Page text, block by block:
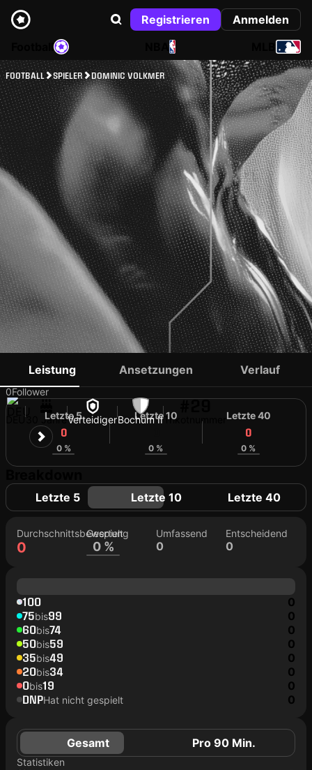
Registrieren
Anmelden
NBA
FOOTBALL SPIELER DOMINIC VOLKMER
DOMINIC VOLKMER
0Follower
30 JahreVerteidigerBochum II Trikotnummer
Leistung Ansetzungen Verlauf
Letzte 5
0
0 %
Letzte 10
0 %
Letzte 40
0
0 %
Letzte 5 Letzte 10 Letzte 40
Durchschnittsbewertung
0
Gespielt
0 %
Umfassend
0
Entscheidend
0
100 0
75bis99 0
60bis74 0
50bis59 0
35bis49 0
20bis34 0
0bis19 0
DNPHat nicht gespielt 0
Gesamt Pro 90 Min.
Statistiken